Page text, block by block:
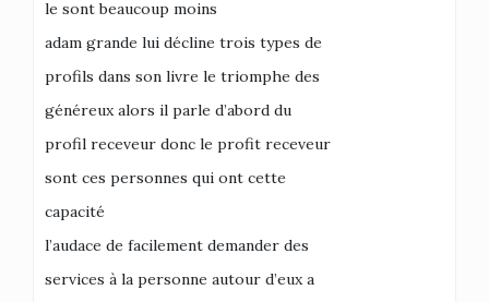
le sont beaucoup moins
adam grande lui décline trois types de
profils dans son livre le triomphe des
généreux alors il parle d’abord du
profil receveur donc le profit receveur
sont ces personnes qui ont cette
capacité
l’audace de facilement demander des
services à la personne autour d’eux a